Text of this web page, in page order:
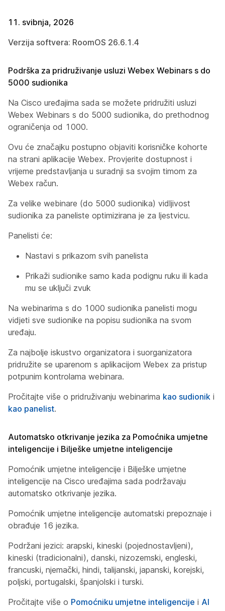
11. svibnja, 2026
Verzija softvera: RoomOS 26.6.1.4
Podrška za pridruživanje usluzi Webex Webinars s do
5000 sudionika
Na Cisco uređajima sada se možete pridružiti usluzi
Webex Webinars s do 5000 sudionika, do prethodnog
ograničenja od 1000.
Ovu će značajku postupno objaviti korisničke kohorte
na strani aplikacije Webex. Provjerite dostupnost i
vrijeme predstavljanja u suradnji sa svojim timom za
Webex račun.
Za velike webinare (do 5000 sudionika) vidljivost
sudionika za paneliste optimizirana je za ljestvicu.
Panelisti će:
Nastavi s prikazom svih panelista
Prikaži sudionike samo kada podignu ruku ili kada
mu se uključi zvuk
Na webinarima s do 1000 sudionika panelisti mogu
vidjeti sve sudionike na popisu sudionika na svom
uređaju.
Za najbolje iskustvo organizatora i suorganizatora
pridružite se uparenom s aplikacijom Webex za pristup
potpunim kontrolama webinara.
Pročitajte više o pridruživanju webinarima kao sudionik i
kao panelist.
Automatsko otkrivanje jezika za Pomoćnika umjetne
inteligencije i Bilješke umjetne inteligencije
Pomoćnik umjetne inteligencije i Bilješke umjetne
inteligencije na Cisco uređajima sada podržavaju
automatsko otkrivanje jezika.
Pomoćnik umjetne inteligencije automatski prepoznaje i
obrađuje 16 jezika.
Podržani jezici: arapski, kineski (pojednostavljeni),
kineski (tradicionalni), danski, nizozemski, engleski,
francuski, njemački, hindi, talijanski, japanski, korejski,
poljski, portugalski, španjolski i turski.
Pročitajte više o Pomoćniku umjetne inteligencije i AI